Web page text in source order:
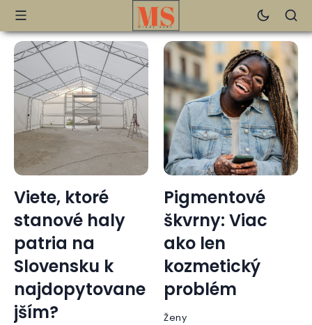
Viete, ktoré
stanové haly
patria na
Slovensku k
najdopytovane
jším?
Pigmentové
škvrny: Viac
ako len
kozmetický
problém
Ženy